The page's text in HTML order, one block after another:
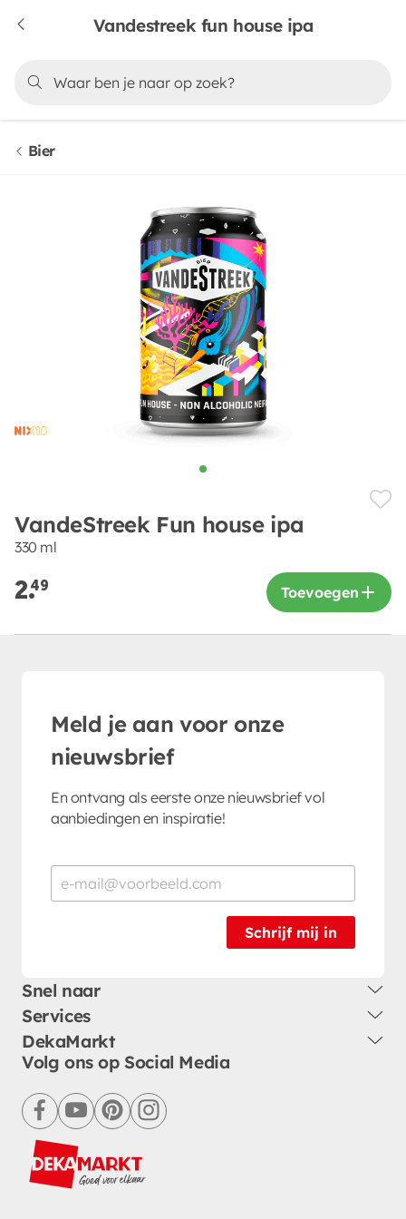
Vandestreek fun house ipa
Bier
VandeStreek Fun house ipa
330 ml
2.49 Toevoegen
Meld je aan voor onze
nieuwsbrief
En ontvang als eerste onze nieuwsbrief vol
aanbiedingen en inspiratie!
Schrijf mij in
Snel naar
Services
DekaMarkt
Volg ons op Social Media
facebookyoutubepinterestinstagram